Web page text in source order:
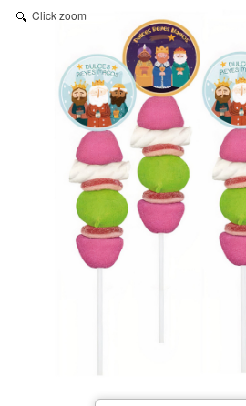
Click zoom